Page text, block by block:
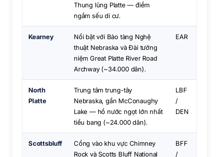
Thung lũng Platte — điểm
ngắm sếu di cư.
Kearney
Nổi bật với Bảo tàng Nghệ
thuật Nebraska và Đài tưởng
niệm Great Platte River Road
Archway (~34.000 dân).
EAR
North
Platte
Trung tâm trung-tây
Nebraska, gần McConaughy
Lake — hồ nước ngọt lớn nhất
tiểu bang (~24.000 dân).
LBF
/
DEN
Scottsbluff
Cổng vào khu vực Chimney
Rock và Scotts Bluff National
BFF
/